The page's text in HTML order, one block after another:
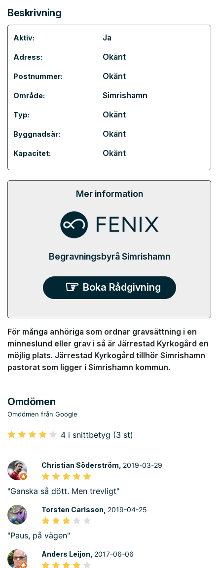
Beskrivning
Aktiv: Ja
Adress: Okänt
Postnummer: Okänt
Område: Simrishamn
Typ: Okänt
Byggnadsår: Okänt
Kapacitet: Okänt
Mer information
Begravningsbyrå Simrishamn
Boka Rådgivning
För många anhöriga som ordnar gravsättning i en
minneslund eller grav i så är Järrestad Kyrkogård en
möjlig plats. Järrestad Kyrkogård tillhör Simrishamn
pastorat som ligger i Simrishamn kommun.
Omdömen
Omdömen från Google
4 i snittbetyg (3 st)
Christian Söderström, 2019-03-29
"Ganska så dött. Men trevligt"
Torsten Carlsson, 2019-04-25
"Paus, på vägen"
Anders Leijon, 2017-06-06